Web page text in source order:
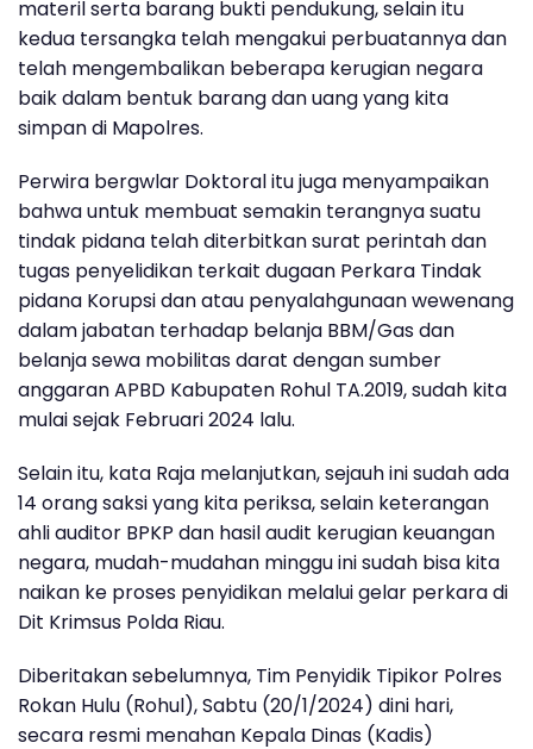
materil serta barang bukti pendukung, selain itu
kedua tersangka telah mengakui perbuatannya dan
telah mengembalikan beberapa kerugian negara
baik dalam bentuk barang dan uang yang kita
simpan di Mapolres.
Perwira bergwlar Doktoral itu juga menyampaikan
bahwa untuk membuat semakin terangnya suatu
tindak pidana telah diterbitkan surat perintah dan
tugas penyelidikan terkait dugaan Perkara Tindak
pidana Korupsi dan atau penyalahgunaan wewenang
dalam jabatan terhadap belanja BBM/Gas dan
belanja sewa mobilitas darat dengan sumber
anggaran APBD Kabupaten Rohul TA.2019, sudah kita
mulai sejak Februari 2024 lalu.
Selain itu, kata Raja melanjutkan, sejauh ini sudah ada
14 orang saksi yang kita periksa, selain keterangan
ahli auditor BPKP dan hasil audit kerugian keuangan
negara, mudah-mudahan minggu ini sudah bisa kita
naikan ke proses penyidikan melalui gelar perkara di
Dit Krimsus Polda Riau.
Diberitakan sebelumnya, Tim Penyidik Tipikor Polres
Rokan Hulu (Rohul), Sabtu (20/1/2024) dini hari,
secara resmi menahan Kepala Dinas (Kadis)